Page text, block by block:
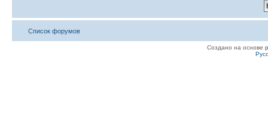
Список форумов
Создано на основе